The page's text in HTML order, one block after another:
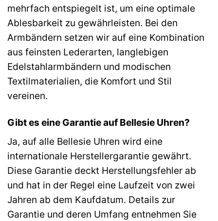
mehrfach entspiegelt ist, um eine optimale
Ablesbarkeit zu gewährleisten. Bei den
Armbändern setzen wir auf eine Kombination
aus feinsten Lederarten, langlebigen
Edelstahlarmbändern und modischen
Textilmaterialien, die Komfort und Stil
vereinen.
Gibt es eine Garantie auf Bellesie Uhren?
Ja, auf alle Bellesie Uhren wird eine
internationale Herstellergarantie gewährt.
Diese Garantie deckt Herstellungsfehler ab
und hat in der Regel eine Laufzeit von zwei
Jahren ab dem Kaufdatum. Details zur
Garantie und deren Umfang entnehmen Sie